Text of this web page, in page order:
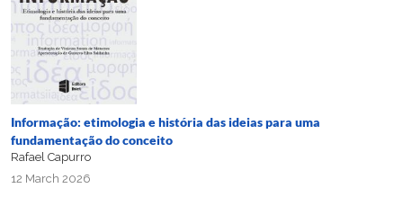
Informação: etimologia e história das ideias para uma
fundamentação do conceito
Rafael Capurro
12 March 2026